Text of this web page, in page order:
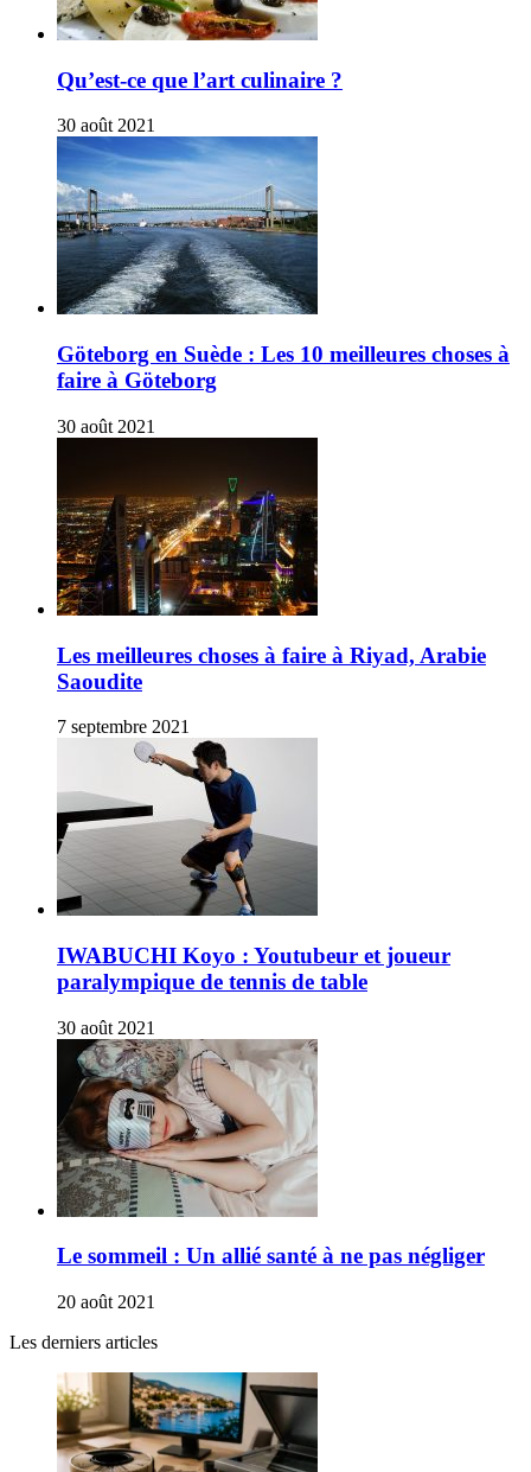
Qu’est-ce que l’art culinaire ?
30 août 2021
Göteborg en Suède : Les 10 meilleures choses à
faire à Göteborg
30 août 2021
Les meilleures choses à faire à Riyad, Arabie
Saoudite
7 septembre 2021
IWABUCHI Koyo : Youtubeur et joueur
paralympique de tennis de table
30 août 2021
Le sommeil : Un allié santé à ne pas négliger
20 août 2021
Les derniers articles